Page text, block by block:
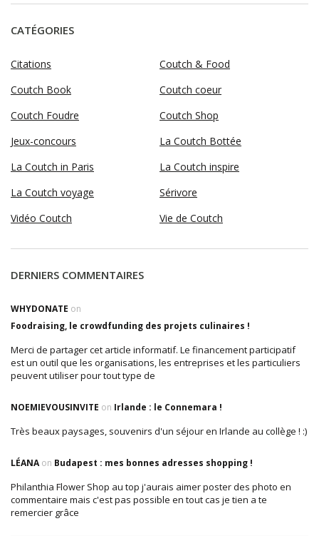
CATÉGORIES
Citations
Coutch & Food
Coutch Book
Coutch coeur
Coutch Foudre
Coutch Shop
Jeux-concours
La Coutch Bottée
La Coutch in Paris
La Coutch inspire
La Coutch voyage
Sérivore
Vidéo Coutch
Vie de Coutch
DERNIERS COMMENTAIRES
WHYDONATE on
Foodraising, le crowdfunding des projets culinaires !
Merci de partager cet article informatif. Le financement participatif
est un outil que les organisations, les entreprises et les particuliers
peuvent utiliser pour tout type de
NOEMIEVOUSINVITE on Irlande : le Connemara !
Très beaux paysages, souvenirs d'un séjour en Irlande au collège ! :)
LÉANAon Budapest : mes bonnes adresses shopping !
Philanthia Flower Shop au top j'aurais aimer poster des photo en
commentaire mais c'est pas possible en tout cas je tien a te
remercier grâce